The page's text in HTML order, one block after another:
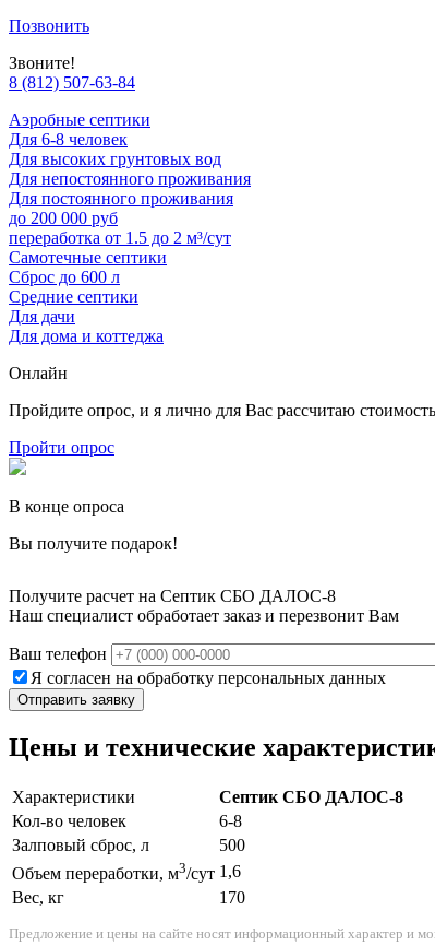
Позвонить
Звоните!
8 (812) 507-63-84
Аэробные септики
Для 6-8 человек
Для высоких грунтовых вод
Для непостоянного проживания
Для постоянного проживания
до 200 000 руб
переработка от 1.5 до 2 м³/сут
Самотечные септики
Сброс до 600 л
Средние септики
Для дачи
Для дома и коттеджа
Онлайн
Пройдите опрос, и я лично для Вас рассчитаю
Пройти опрос
В конце опроса
Вы получите подарок!
Получите расчет на Септик СБО ДАЛОС-8
Наш специалист обработает заказ и перезвонит Вам
Ваш телефон
Я согласен на обработку персональных данных
Цены и технические
Характеристики
Септик СБО ДАЛОС-8
Кол-во человек
6-8
Залповый сброс, л
500
Объем переработки, м3/сут 1,6
Вес, кг
170
Предложение и цены на сайте носят информационный характер и